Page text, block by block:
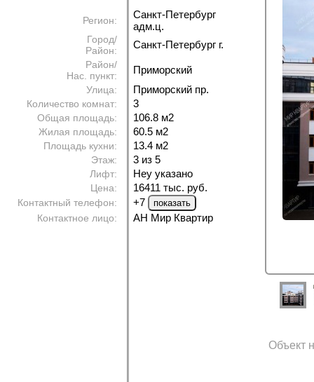
Регион:
Санкт-Петербург
адм.ц.
Город/
Район:
Санкт-Петербург г.
Район/
Нас. пункт:
Приморский
Улица: Приморский пр.
Количество комнат: 3
Общая площадь: 106.8 м2
Жилая площадь: 60.5 м2
Площадь кухни: 13.4 м2
Этаж: 3 из 5
Лифт: Неу указано
Цена: 16411 тыс. руб.
Контактный телефон: +7
Контактное лицо: АН Мир Квартир
Объект